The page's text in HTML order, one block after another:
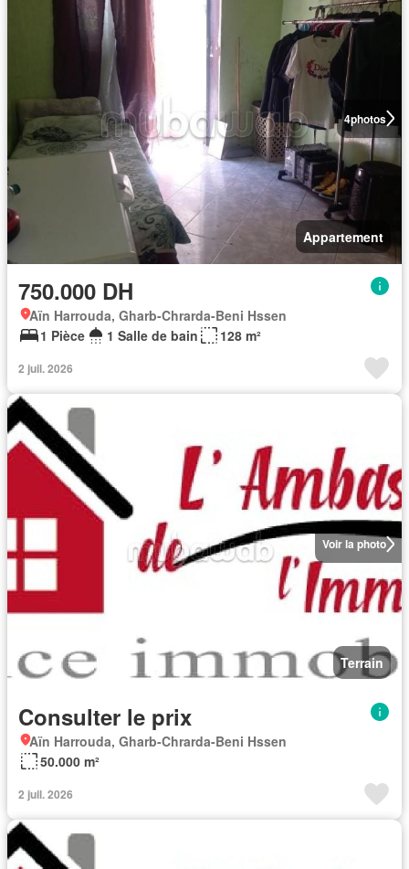
4photos
Appartement
750.000 DH
Aïn Harrouda, Gharb-Chrarda-Beni Hssen
1 Pièce
1 Salle de bain 128 m²
2 juil. 2026
Voir la photo
Terrain
Consulter le prix
Aïn Harrouda, Gharb-Chrarda-Beni Hssen
50.000 m²
2 juil. 2026